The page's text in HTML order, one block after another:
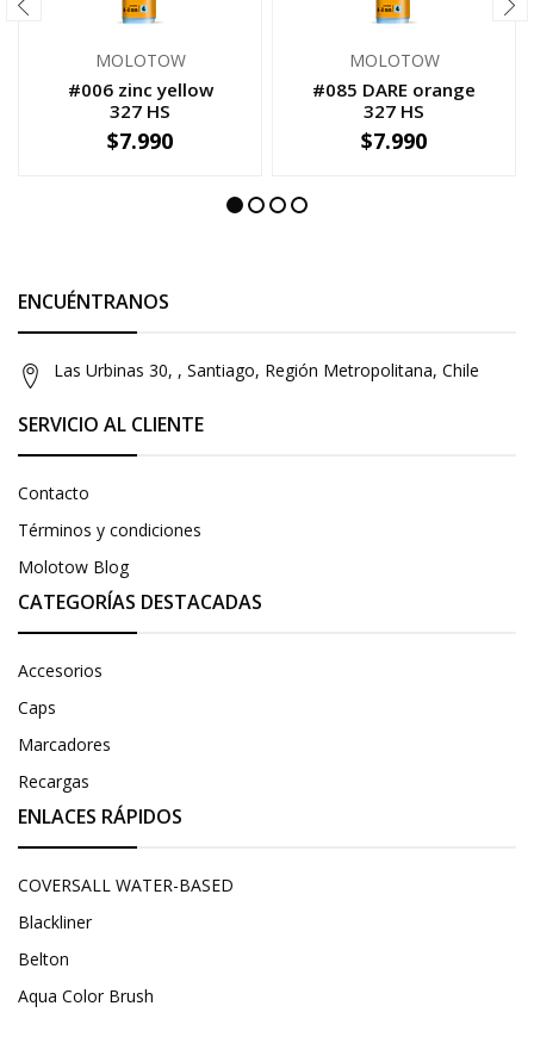
MOLOTOW
#006 zinc yellow
327 HS
+
$7.990
MOLOTOW
#085 DARE orange
327 HS
+
$7.990
ENCUÉNTRANOS
Las Urbinas 30, , Santiago, Región Metropolitana, Chile
SERVICIO AL CLIENTE
Contacto
Términos y condiciones
Molotow Blog
CATEGORÍAS DESTACADAS
Accesorios
Caps
Marcadores
Recargas
ENLACES RÁPIDOS
COVERSALL WATER-BASED
Blackliner
Belton
Aqua Color Brush